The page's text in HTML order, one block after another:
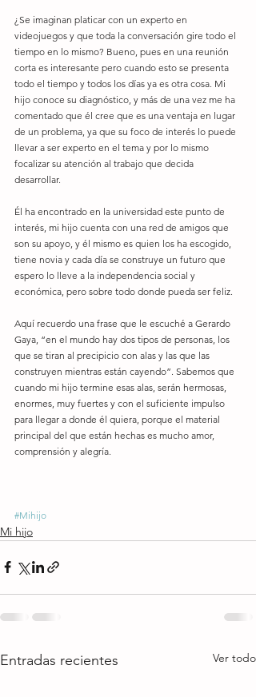
¿Se imaginan platicar con un experto en
videojuegos y que toda la conversación gire todo el
tiempo en lo mismo? Bueno, pues en una reunión
corta es interesante pero cuando esto se presenta
todo el tiempo y todos los días ya es otra cosa. Mi
hijo conoce su diagnóstico, y más de una vez me ha
comentado que él cree que es una ventaja en lugar
de un problema, ya que su foco de interés lo puede
llevar a ser experto en el tema y por lo mismo
focalizar su atención al trabajo que decida
desarrollar.
Él ha encontrado en la universidad este punto de
interés, mi hijo cuenta con una red de amigos que
son su apoyo, y él mismo es quien los ha escogido,
tiene novia y cada día se construye un futuro que
espero lo lleve a la independencia social y
económica, pero sobre todo donde pueda ser feliz.
Aquí recuerdo una frase que le escuché a Gerardo
Gaya, “en el mundo hay dos tipos de personas, los
que se tiran al precipicio con alas y las que las
construyen mientras están cayendo”. Sabemos que
cuando mi hijo termine esas alas, serán hermosas,
enormes, muy fuertes y con el suficiente impulso
para llegar a donde él quiera, porque el material
principal del que están hechas es mucho amor,
comprensión y alegría.
#Mihijo
Mi hijo
Entradas recientes Ver todo